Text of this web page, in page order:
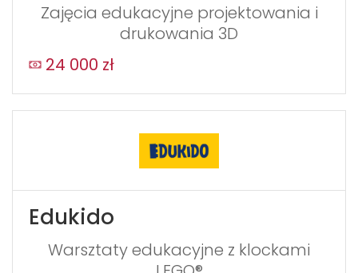
Zajęcia edukacyjne projektowania i
drukowania 3D
24 000 zł
Edukido
Warsztaty edukacyjne z klockami